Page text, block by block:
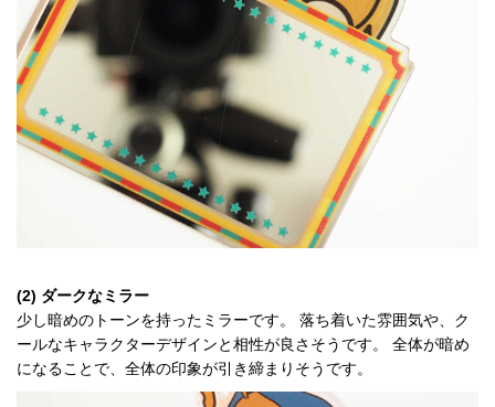
(2) ダークなミラー
少し暗めのトーンを持ったミラーです。 落ち着いた雰囲気や、ク
ールなキャラクターデザインと相性が良さそうです。 全体が暗め
になることで、全体の印象が引き締まりそうです。